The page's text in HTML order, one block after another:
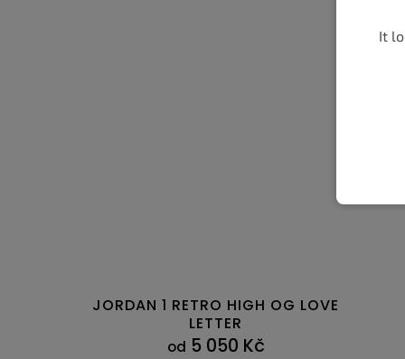
JORDAN 1 RETRO HIGH OG LOVE
LETTER
od 5 050 Kč
It